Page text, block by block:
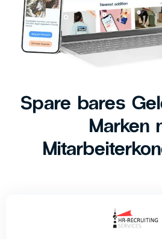
Spare bares
Marken